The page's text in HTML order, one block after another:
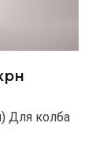
Для колба